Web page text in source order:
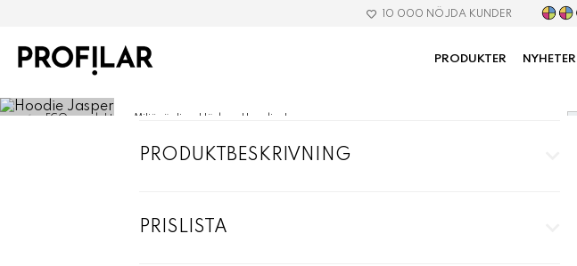
10 000 NÖJDA KUNDER
PRODUKTER NYHETER
»ECO-produkter Miljövänliga kläder Hoodie Jasper
PRODUKTBESKRIVNING
PRISLISTA